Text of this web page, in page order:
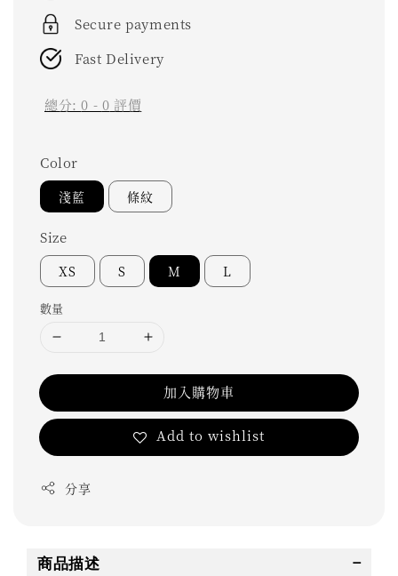
Secure payments
Fast Delivery
總分:0 - 0 評價
Color
淺藍 條紋
Size
XS S M L
數量
加入購物車
Add to wishlist
分享
商品描述